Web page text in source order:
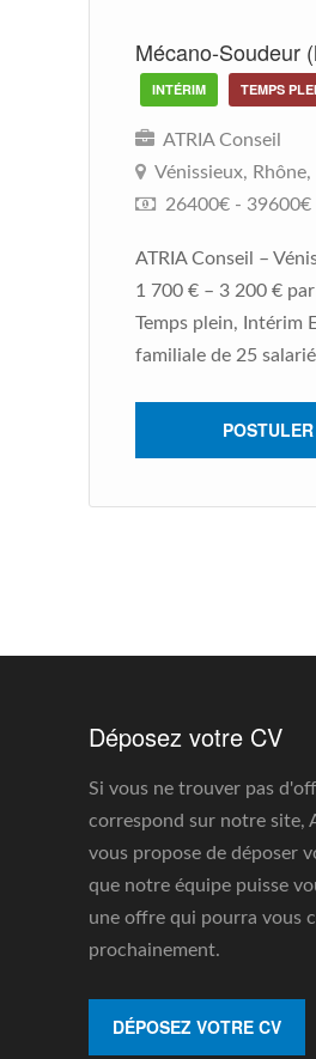
Mécano-Soudeur
INTÉRIM TEMPS
ATRIA Conseil
Vénissieux, Rhône,
26400€ - 39600€
ATRIA Conseil –
1 700 € – 3 200 €
Temps plein, Intérim
familiale de 25
POSTULER
Déposez votre CV
Si vous ne trouver pas
correspond sur notre site,
vous propose de déposer
que notre équipe puisse
une offre qui pourra vous
prochainement.
DÉPOSEZ VOTRE CV